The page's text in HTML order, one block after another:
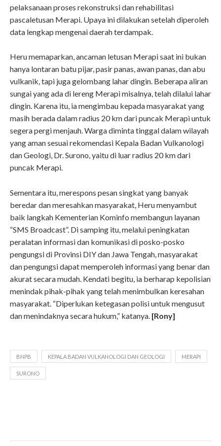
pelaksanaan proses rekonstruksi dan rehabilitasi
pascaletusan Merapi. Upaya ini dilakukan setelah diperoleh
data lengkap mengenai daerah terdampak.
Heru memaparkan, ancaman letusan Merapi saat ini bukan
hanya lontaran batu pijar, pasir panas, awan panas, dan abu
vulkanik, tapi juga gelombang lahar dingin. Beberapa aliran
sungai yang ada di lereng Merapi misalnya, telah dilalui lahar
dingin. Karena itu, ia mengimbau kepada masyarakat yang
masih berada dalam radius 20 km dari puncak Merapi untuk
segera pergi menjauh. Warga diminta tinggal dalam wilayah
yang aman sesuai rekomendasi Kepala Badan Vulkanologi
dan Geologi, Dr. Surono, yaitu di luar radius 20 km dari
puncak Merapi.
Sementara itu, merespons pesan singkat yang banyak
beredar dan meresahkan masyarakat, Heru menyambut
baik langkah Kementerian Kominfo membangun layanan
“SMS Broadcast”. Di samping itu, melalui peningkatan
peralatan informasi dan komunikasi di posko-posko
pengungsi di Provinsi DIY dan Jawa Tengah, masyarakat
dan pengungsi dapat memperoleh informasi yang benar dan
akurat secara mudah. Kendati begitu, ia berharap kepolisian
menindak pihak-pihak yang telah menimbulkan keresahan
masyarakat. “Diperlukan ketegasan polisi untuk mengusut
dan menindaknya secara hukum,” katanya. [Rony]
BNPB KEPALA BADAN VULKANOLOGI DAN GEOLOGI MERAPI
SURONO